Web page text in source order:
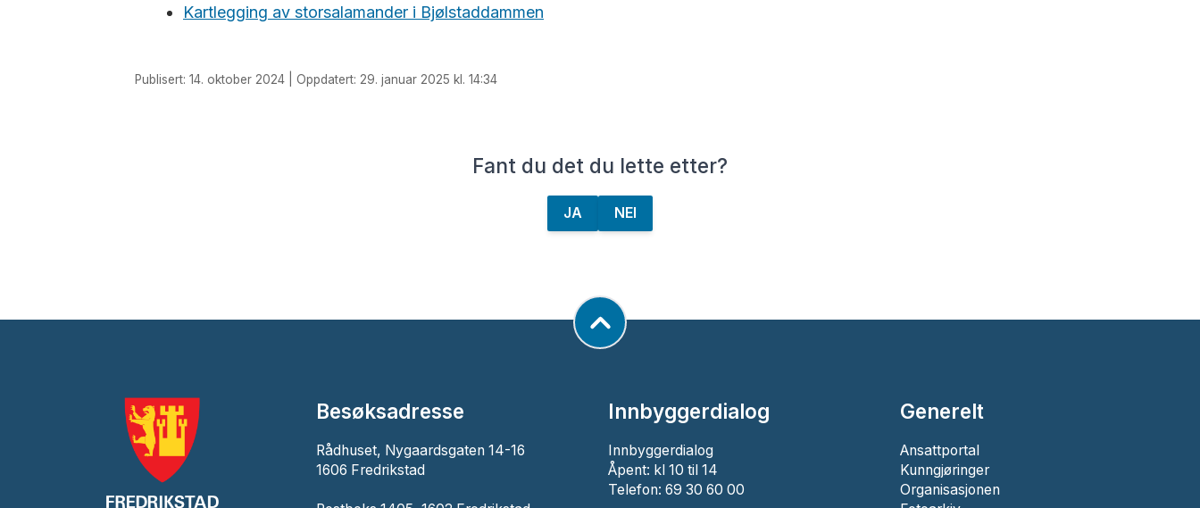
Kartlegging av storsalamander i Bjølstaddammen
Publisert: 14. oktober 2024 | Oppdatert: 29. januar 2025 kl. 14:34
Fant du det du lette etter?
JA NEI
Besøksadresse
Rådhuset, Nygaardsgaten 14-16
1606 Fredrikstad
Innbyggerdialog
Innbyggerdialog
Åpent: kl 10 til 14
Telefon: 69 30 60 00
Generelt
Ansattportal
Kunngjøringer
Organisasjonen